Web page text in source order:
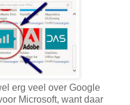
erg veel over Google
Microsoft, want daar